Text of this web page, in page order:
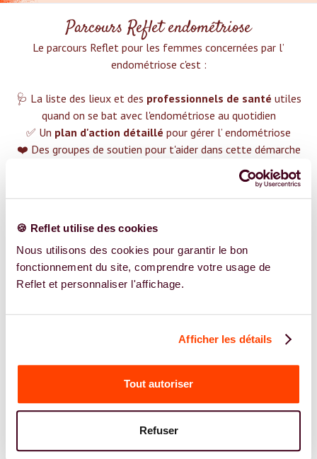
🍪 Reflet utilise des cookies
Nous utilisons des cookies pour garantir le bon
fonctionnement du site, comprendre votre usage de
Reflet et personnaliser l'affichage.
Afficher les détails
Tout autoriser
Refuser
Parcours Reflet endométriose
Le parcours Reflet pour les femmes concernées par l’
endométriose c'est :‍
🩺 La liste des lieux et des professionnels de santé utiles
quand on se bat avec l'endométriose au quotidien
✅ Un plan d'action détaillé pour gérer l’ endométriose
❤️ Des groupes de soutien pour t'aider dans cette démarche
😉 Du contenu avec tout ce que tu dois savoir sur l’
Plus de 400 femmes déjà accompagnées !
Vous êtes Ostéopathe expert.e.s en
endométriose ?
Vous êtes Ostéopathe spécialiste dans dans